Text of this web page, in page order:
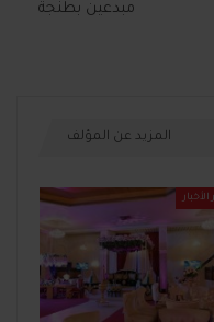
مبدعين بطنجة
المزيد عن المؤلف
الأخبار